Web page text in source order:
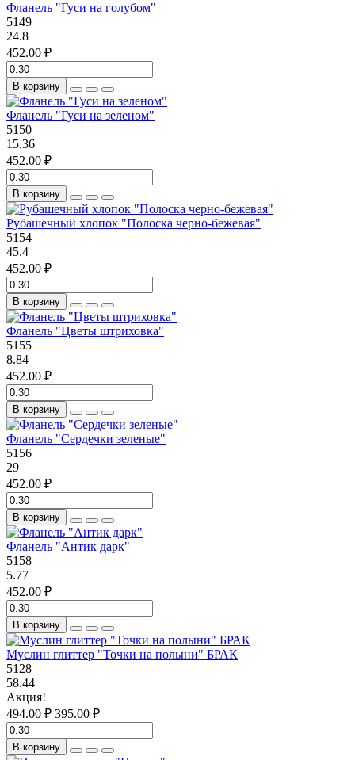
Фланель "Гуси на голубом"
5149
24.8
452.00 ₽
В корзину
Фланель "Гуси на зеленом"
5150
15.36
452.00 ₽
В корзину
Рубашечный хлопок "Полоска черно-бежевая"
5154
45.4
452.00 ₽
В корзину
Фланель "Цветы штриховка"
5155
8.84
452.00 ₽
В корзину
Фланель "Сердечки зеленые"
5156
29
452.00 ₽
В корзину
Фланель "Антик дарк"
5158
5.77
452.00 ₽
В корзину
Муслин глиттер "Точки на полыни" БРАК
5128
58.44
Акция!
494.00 ₽ 395.00 ₽
В корзину